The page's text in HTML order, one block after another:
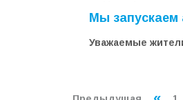
Мы запускаем
Уважаемые